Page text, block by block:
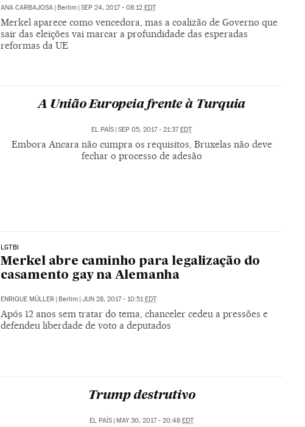
ANA CARBAJOSA | Berlim | SEP 24, 2017 - 08:12 EDT
Merkel aparece como vencedora, mas a coalizão de Governo que
sair das eleições vai marcar a profundidade das esperadas
reformas da UE
A União Europeia frente à Turquia
EL PAÍS SEP 05, 2017 - 21:37 EDT
Embora Ancara não cumpra os requisitos, Bruxelas não deve
fechar o processo de adesão
LGTBI
Merkel abre caminho para legalização do
casamento gay na Alemanha
ENRIQUE MÜLLER | Berlim | JUN 28, 2017 - 10:51EDT
Após 12 anos sem tratar do tema, chanceler cedeu a pressões e
defendeu liberdade de voto a deputados
Trump destrutivo
EL PAÍS | MAY 30, 2017 - 20:48EDT